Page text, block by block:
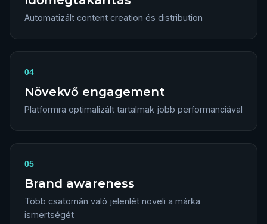
Automatizált content creation és distribution
04
Növekvő engagement
Platformra optimalizált tartalmak jobb performanciával
05
Brand awareness
Több csatornán való jelenlét növeli a márka
ismertségét